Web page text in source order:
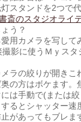
スタンドを2つで
う？
用カメラを写して
撮影に使うＭｙス
ラの絞りが開きこ
の方はボケます。
は手動で(または
るとシャッター速
があってもブレま